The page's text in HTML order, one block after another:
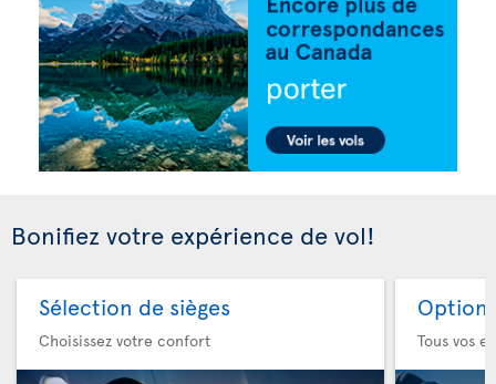
Bonifiez votre expérience de vol!
Sélection de sièges
Choisissez votre confort
Option
Tous vos